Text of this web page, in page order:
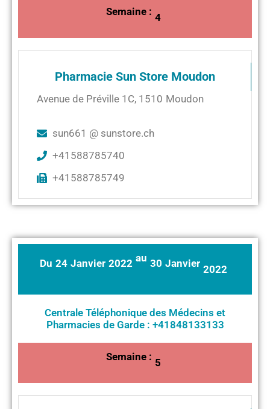
Semaine : 4
Pharmacie Sun Store Moudon
Avenue de Préville 1C, 1510 Moudon
sun661 @ sunstore.ch
+41588785740
+41588785749
Du 24 Janvier 2022 au 30 Janvier 2022
Centrale Téléphonique des Médecins et
Pharmacies de Garde : +41848133133
Semaine : 5